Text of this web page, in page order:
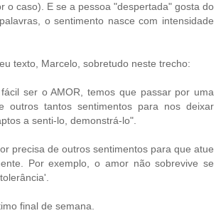
o caso). E se a pessoa "despertada" gosta do
o sentimento nasce com intensidade
texto, Marcelo, sobretudo neste trecho:
ser o AMOR, temos que passar por uma
outros tantos sentimentos para nos deixar
a senti-lo, demonstrá-lo".
precisa de outros sentimentos para que atue
Por exemplo, o amor não sobrevive se
final de semana.